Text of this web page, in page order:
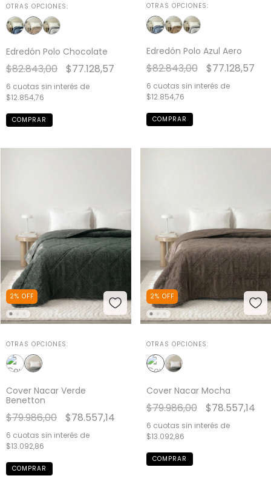
OTRAS OPCIONES:
Edredón Polo Chocolate
$82.843,00 $77.128,57
6 cuotas sin interés de
$12.854,76
COMPRAR
OTRAS OPCIONES:
Edredón Polo Azul Aero
$82.843,00 $77.128,57
6 cuotas sin interés de
$12.854,76
COMPRAR
2% OFF
OTRAS OPCIONES:
Cover Nacar Verde
Benetton
$79.986,00 $78.557,14
6 cuotas sin interés de
$13.092,86
COMPRAR
2% OFF
OTRAS OPCIONES:
Cover Nacar Mocha
$79.986,00 $78.557,14
6 cuotas sin interés de
$13.092,86
COMPRAR